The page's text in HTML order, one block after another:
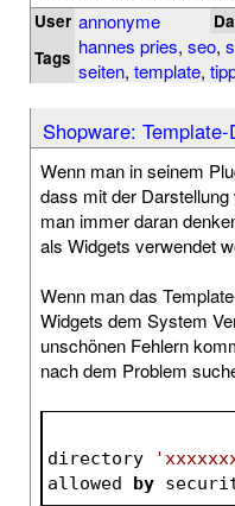
User annonyme
Tags hannes pries, seo,
seiten, template,
Shopware:
Wenn man in seinem
dass mit der
man immer daran
als Widgets verwendet
Wenn man das
Widgets dem System
unschönen Fehlern
nach dem Problem
directory
allowed by